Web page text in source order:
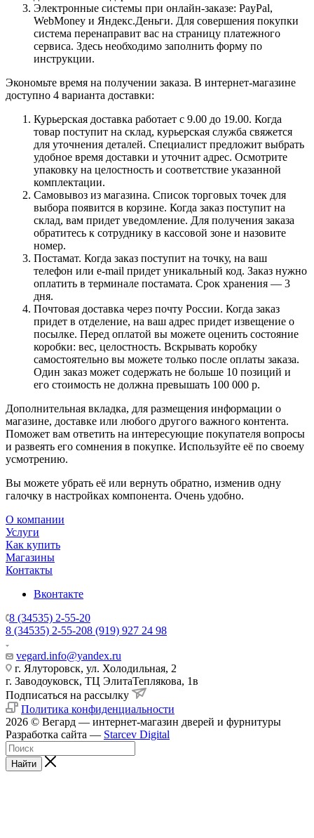
Электронные системы при онлайн-заказе: PayPal,
WebMoney и Яндекс.Деньги. Для совершения покупки
система перенаправит вас на страницу платежного
сервиса. Здесь необходимо заполнить форму по
инструкции.
Экономьте время на получении заказа. В интернет-магазине
доступно 4 варианта доставки:
Курьерская доставка работает с 9.00 до 19.00. Когда
товар поступит на склад, курьерская служба свяжется
для уточнения деталей. Специалист предложит выбрать
удобное время доставки и уточнит адрес. Осмотрите
упаковку на целостность и соответствие указанной
комплектации.
Самовывоз из магазина. Список торговых точек для
выбора появится в корзине. Когда заказ поступит на
склад, вам придет уведомление. Для получения заказа
обратитесь к сотруднику в кассовой зоне и назовите
номер.
Постамат. Когда заказ поступит на точку, на ваш
телефон или e-mail придет уникальный код. Заказ нужно
оплатить в терминале постамата. Срок хранения — 3
дня.
Почтовая доставка через почту России. Когда заказ
придет в отделение, на ваш адрес придет извещение о
посылке. Перед оплатой вы можете оценить состояние
коробки: вес, целостность. Вскрывать коробку
самостоятельно вы можете только после оплаты заказа.
Один заказ может содержать не больше 10 позиций и
его стоимость не должна превышать 100 000 р.
Дополнительная вкладка, для размещения информации о
магазине, доставке или любого другого важного контента.
Поможет вам ответить на интересующие покупателя вопросы
и развеять его сомнения в покупке. Используйте её по своему
усмотрению.
Вы можете убрать её или вернуть обратно, изменив одну
галочку в настройках компонента. Очень удобно.
О компании
Услуги
Как купить
Магазины
Контакты
Вконтакте
8 (34535) 2-55-20
8 (34535) 2-55-208 (919) 927 24 98
vegard.info@yandex.ru
г. Ялуторовск, ул. Холодильная, 2
г. Заводоуковск, ​ТЦ Элита​Теплякова, 1в
Подписаться на рассылку
Политика конфиденциальности
2026 © Вегард — интернет-магазин дверей и фурнитуры
Разработка сайта — Starcev Digital
Найти